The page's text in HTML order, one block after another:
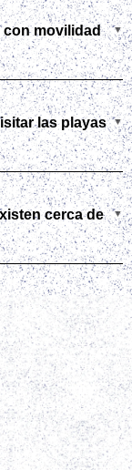
con movilidad
las playas
cerca de